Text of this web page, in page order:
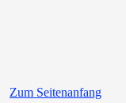
Zum Seitenanfang